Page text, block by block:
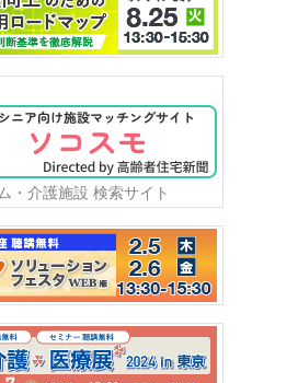
・介護施設 検索サイト